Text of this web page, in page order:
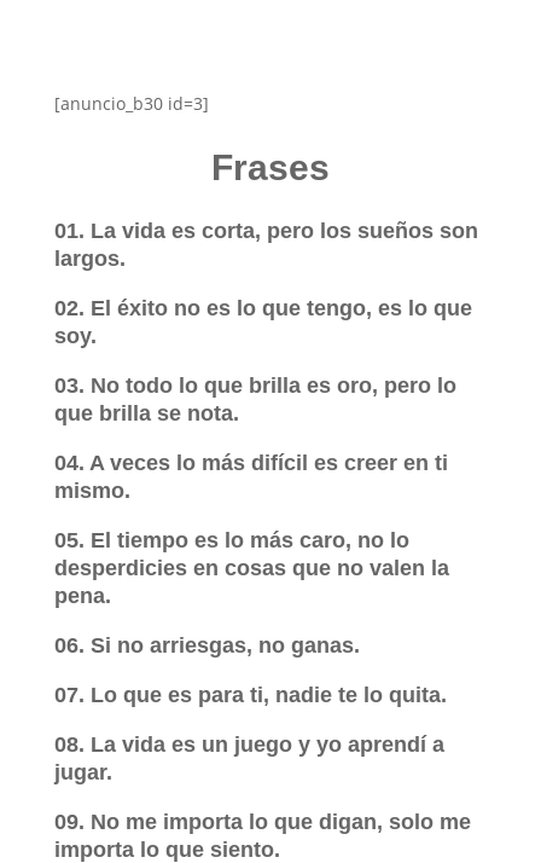
[anuncio_b30 id=3]
Frases
01. La vida es corta, pero los sueños son
largos.
02. El éxito no es lo que tengo, es lo que
soy.
03. No todo lo que brilla es oro, pero lo
que brilla se nota.
04. A veces lo más difícil es creer en ti
mismo.
05. El tiempo es lo más caro, no lo
desperdicies en cosas que no valen la
pena.
06. Si no arriesgas, no ganas.
07. Lo que es para ti, nadie te lo quita.
08. La vida es un juego y yo aprendí a
jugar.
09. No me importa lo que digan, solo me
importa lo que siento.